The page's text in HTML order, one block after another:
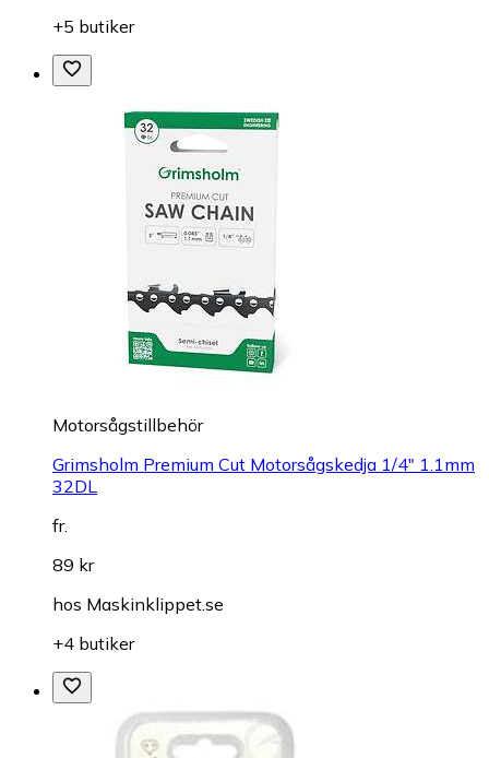
+5 butiker
Motorsågstillbehör
Grimsholm Premium Cut Motorsågskedja 1/4" 1.1mm
32DL
fr.
89 kr
hos Maskinklippet.se
+4 butiker